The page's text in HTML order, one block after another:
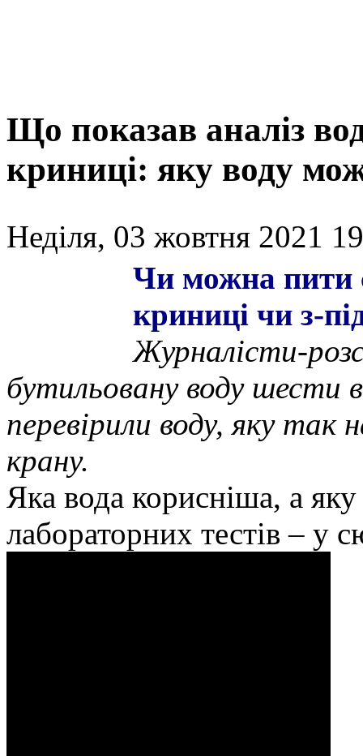
Що показав аналіз
криниці: яку воду
Неділя, 03 жовтня 2021
Чи можна пити
криниці чи з-
Журналісти-
бутильовану воду шести
перевірили воду, яку так
крану.
Яка вода корисніша, а
лабораторних тестів – у